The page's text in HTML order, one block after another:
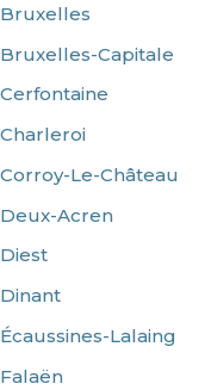
Bruxelles
Bruxelles-Capitale
Cerfontaine
Charleroi
Corroy-Le-Château
Deux-Acren
Diest
Dinant
Écaussines-Lalaing
Falaën